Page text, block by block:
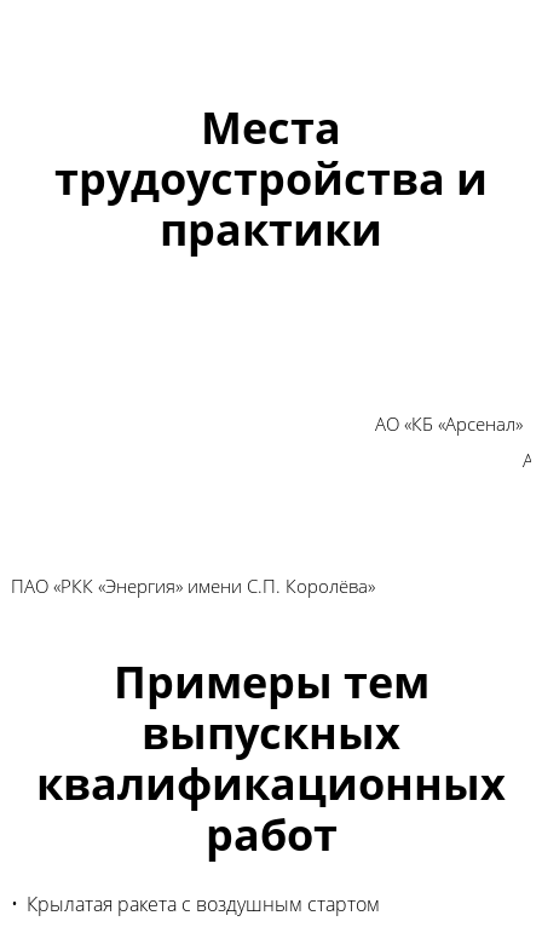
Места
трудоустройства и
практики
ПАО «РКК «Энергия» имени С.П. Королёва»
АО «КБ «Арсенал»
Примеры тем
выпускных
квалификационных
работ
Крылатая ракета с воздушным стартом